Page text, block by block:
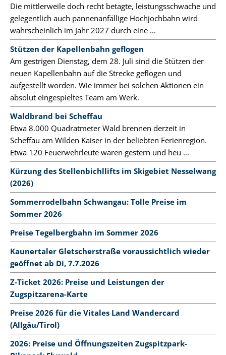
Die mittlerweile doch recht betagte, leistungsschwache und
gelegentlich auch pannenanfällige Hochjochbahn wird
wahrscheinlich im Jahr 2027 durch eine ...
Stützen der Kapellenbahn geflogen
Am gestrigen Dienstag, dem 28. Juli sind die Stützen der
neuen Kapellenbahn auf die Strecke geflogen und
aufgestellt worden. Wie immer bei solchen Aktionen ein
absolut eingespieltes Team am Werk.
Waldbrand bei Scheffau
Etwa 8.000 Quadratmeter Wald brennen derzeit in
Scheffau am Wilden Kaiser in der beliebten Ferienregion.
Etwa 120 Feuerwehrleute waren gestern und heu ...
Kürzung des Stellenbichllifts im Skigebiet Nesselwang
(2026)
Sommerrodelbahn Schwangau: Tolle Preise im
Sommer 2026
Preise Tegelbergbahn im Sommer 2026
Kaunertaler Gletscherstraße voraussichtlich wieder
geöffnet ab Di, 7.7.2026
Z-Ticket 2026: Preise und Leistungen der
Zugspitzarena-Karte
Preise 2026 für die Vitales Land Wandercard
(Allgäu/Tirol)
2026: Preise und Öffnungszeiten Zugspitzpark-